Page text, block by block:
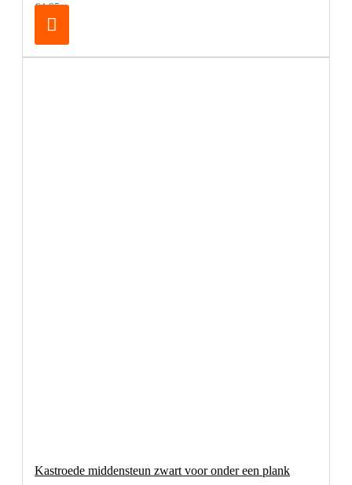
€4,95
Kastroede middensteun zwart voor onder een plank